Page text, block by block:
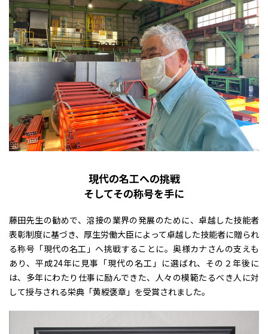
現代の名工への挑戦
そしてその称号を手に
藤田先生の勧めで、溶接の業界の発展のために、卓越した技能者
表彰制度に基づき、厚生労働大臣によって卓越した技能者に贈られ
る称号「現代の名工」へ挑戦することに。奥様カナさんの支えも
あり、平成24年に見事「現代の名工」に選ばれ、その２年後に
は、多年にわたり仕事に励んできた、人々の模範たるべき人に対
して授与される栄典「黄綬褒章」を受賞されました。